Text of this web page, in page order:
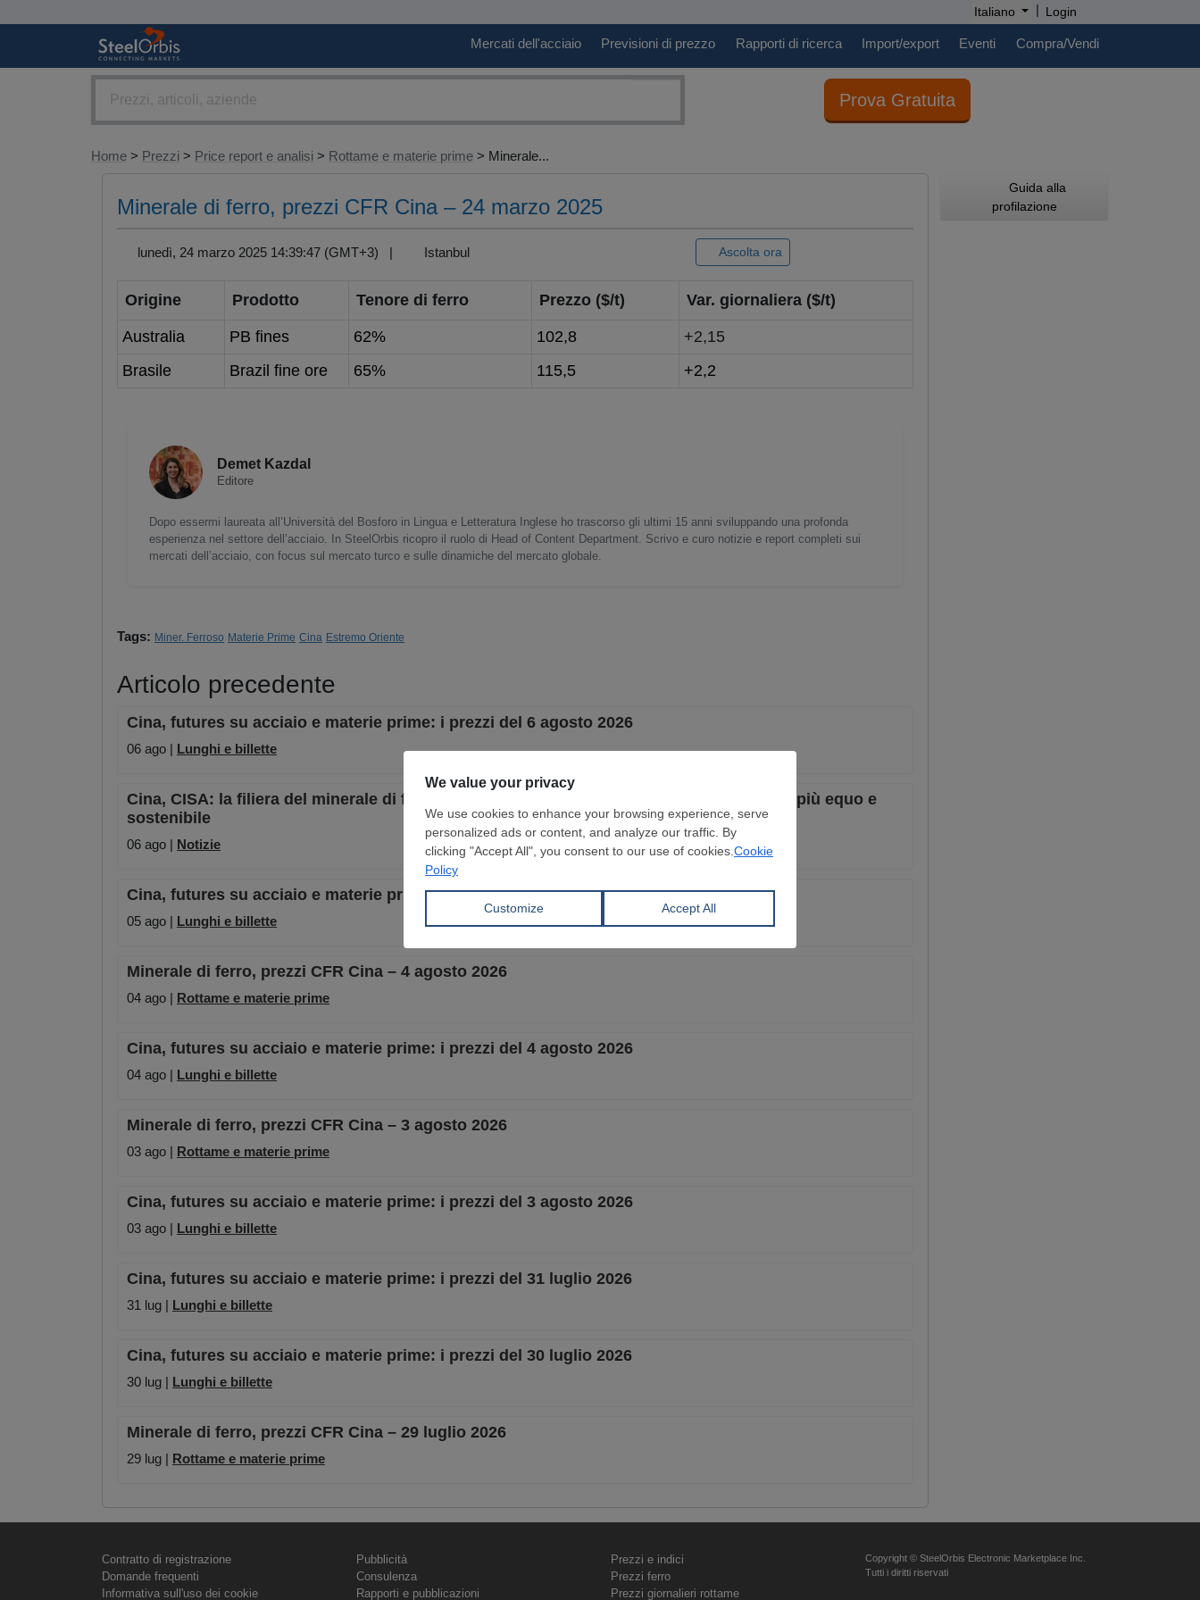
Italiano | Login
Mercati dell'acciaio Previsioni di prezzo Rapporti di ricerca Import/export Eventi Compra/Vendi
Prova Gratuita
Home > Prezzi > Price report e analisi > Rottame e materie prime > Minerale...
Minerale di ferro, prezzi CFR Cina – 24 marzo 2025
lunedì, 24 marzo 2025 14:39:47 (GMT+3) | Istanbul Ascolta ora
Origine Prodotto Tenore di ferro Prezzo ($/t) Var. giornaliera ($/t)
Australia PB fines 62% 102,8
+2,15
Brasile
Brazil fine ore 65% 115,5 +2,2
Demet Kazdal
Editore
Dopo essermi laureata all’Università del Bosforo in Lingua e Letteratura Inglese ho trascorso gli ultimi 15 anni sviluppando una profonda
esperienza nel settore dell’acciaio. In SteelOrbis ricopro il ruolo di Head of Content Department. Scrivo e curo notizie e report completi sui
mercati dell’acciaio, con focus sul mercato turco e sulle dinamiche del mercato globale.
Tags: Miner. Ferroso Materie Prime Cina Estremo Oriente
Articolo precedente
Cina, futures su acciaio e materie prime: i prezzi del 6 agosto 2026
06 ago | Lunghi e billette
Cina, CISA: la filiera del minerale di ferro si sta orientando verso un sistema di mercato più equo e
sostenibile
06 ago | Notizie
Cina, futures su acciaio e materie prime: i prezzi del 5 agosto 2026
05 ago | Lunghi e billette
Minerale di ferro, prezzi CFR Cina – 4 agosto 2026
04 ago | Rottame e materie prime
Cina, futures su acciaio e materie prime: i prezzi del 4 agosto 2026
04 ago | Lunghi e billette
Minerale di ferro, prezzi CFR Cina – 3 agosto 2026
03 ago | Rottame e materie prime
Cina, futures su acciaio e materie prime: i prezzi del 3 agosto 2026
03 ago | Lunghi e billette
Cina, futures su acciaio e materie prime: i prezzi del 31 luglio 2026
31 lug | Lunghi e billette
Cina, futures su acciaio e materie prime: i prezzi del 30 luglio 2026
30 lug | Lunghi e billette
Minerale di ferro, prezzi CFR Cina – 29 luglio 2026
29 lug | Rottame e materie prime
Guida alla
profilazione
Contratto di registrazione
Domande frequenti
Informativa sull'uso dei cookie
Pubblicità
Consulenza
Rapporti e pubblicazioni
Prezzi e indici
Prezzi ferro
Prezzi giornalieri rottame
Copyright © SteelOrbis Electronic Marketplace Inc.
Tutti i diritti riservati